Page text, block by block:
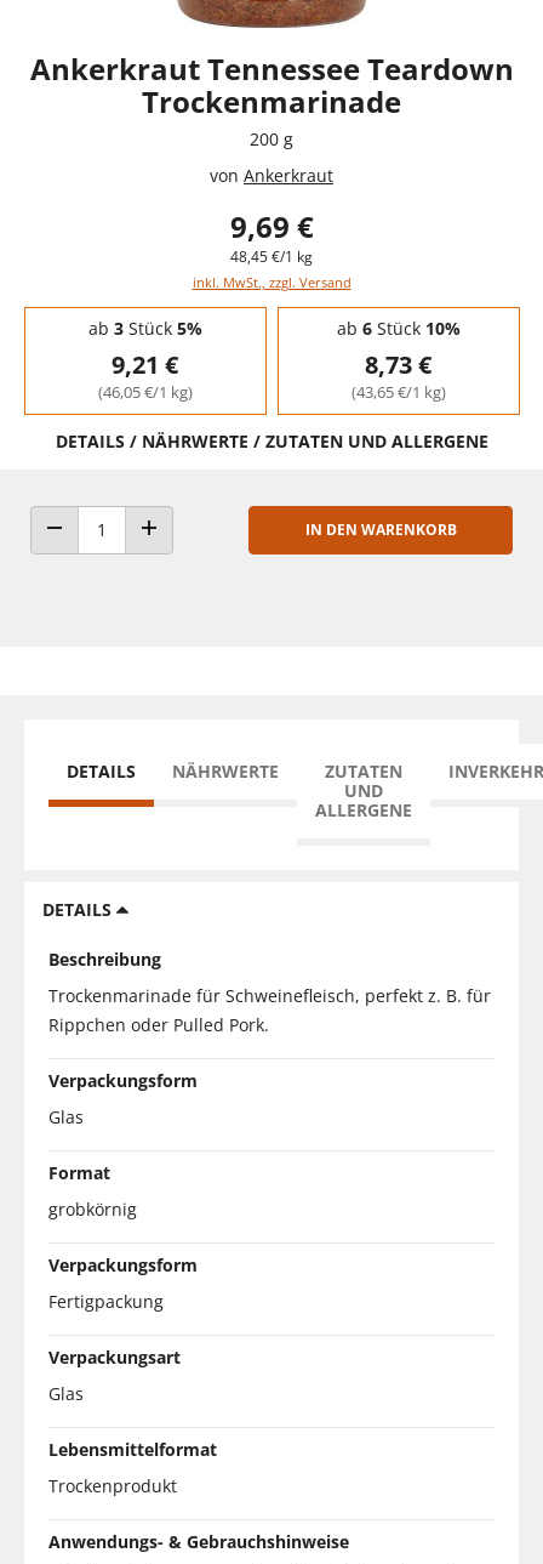
Ankerkraut Tennessee Teardown
Trockenmarinade
200 g
von Ankerkraut
9,69 €
48,45 €/1 kg
inkl. MwSt., zzgl. Versand
Staffelpreise - Mengenrabatt
ab 3Stück 5%
9,21 €
(46,05 €/1 kg)
ab 6Stück 10%
8,73 €
(43,65 €/1 kg)
DETAILS / NÄHRWERTE / ZUTATEN UND ALLERGENE
ANZAHL VERRINGERNANZAHL ERHÖHEN
IN DEN WARENKORB
DETAILS NÄHRWERTE
ZUTATEN
UND
ALLERGENE
DETAILS
Beschreibung
Trockenmarinade für Schweinefleisch, perfekt z. B. für
Rippchen oder Pulled Pork.
Verpackungsform
Glas
Format
grobkörnig
Verpackungsform
Fertigpackung
Verpackungsart
Glas
Lebensmittelformat
Trockenprodukt
Anwendungs- & Gebrauchshinweise